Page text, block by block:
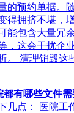
的预约单据。
得拥挤不堪，
能包含大量冗
，这会干扰企
。 清理销毁这
都有哪些文件
几点： 医院工